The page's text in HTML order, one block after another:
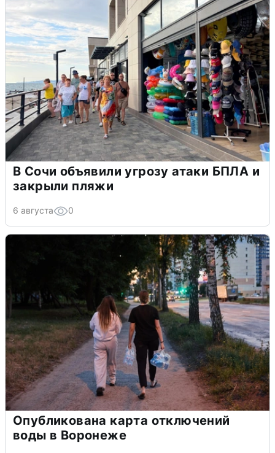
В Сочи объявили угрозу атаки БПЛА и
закрыли пляжи
6 августа 0
Опубликована карта отключений
воды в Воронеже